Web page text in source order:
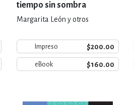
tiempo sin sombra
Margarita León y otros
Impreso $200.00
eBook $160.00